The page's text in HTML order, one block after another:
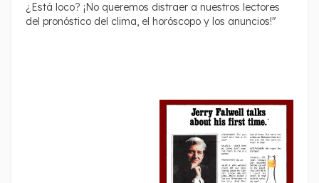
¿Está loco? ¡No queremos distraer a nuestros lectores
del pronóstico del clima, el horóscopo y los anuncios!"